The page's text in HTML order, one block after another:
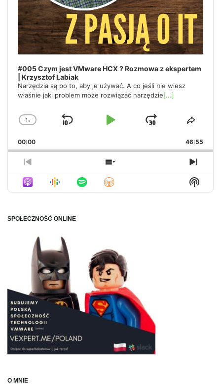
#005 Czym jest VMware HCX ? Rozmowa z ekspertem
| Krzysztof Labiak
Narzędzia są po to, aby je używać. A co jeśli nie wiesz
właśnie jaki problem może rozwiązać narzędzie[...]
Change
Rate
1x
Skip
Play
Jump
Forward
Share
00:00 46:55
Previous
Episode
Show
Episodes
List
Next
Show
SPOŁECZNOŚĆ ONLINE
O MNIE